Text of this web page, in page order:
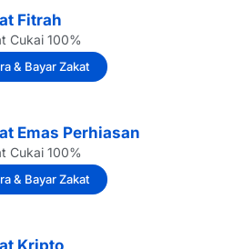
Fitrah
Cukai 100%
& Bayar Zakat
Emas Perhiasan
Cukai 100%
& Bayar Zakat